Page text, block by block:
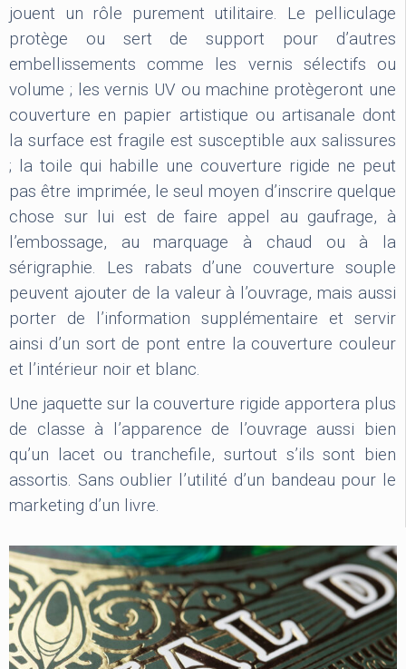
jouent un rôle purement utilitaire. Le pelliculage
protège ou sert de support pour d’autres
embellissements comme les vernis sélectifs ou
volume ; les vernis UV ou machine protègeront une
couverture en papier artistique ou artisanale dont
la surface est fragile est susceptible aux salissures
; la toile qui habille une couverture rigide ne peut
pas être imprimée, le seul moyen d’inscrire quelque
chose sur lui est de faire appel au gaufrage, à
l’embossage, au marquage à chaud ou à la
sérigraphie. Les rabats d’une couverture souple
peuvent ajouter de la valeur à l’ouvrage, mais aussi
porter de l’information supplémentaire et servir
ainsi d’un sort de pont entre la couverture couleur
et l’intérieur noir et blanc.
Une jaquette sur la couverture rigide apportera plus
de classe à l’apparence de l’ouvrage aussi bien
qu’un lacet ou tranchefile, surtout s’ils sont bien
assortis. Sans oublier l’utilité d’un bandeau pour le
marketing d’un livre.